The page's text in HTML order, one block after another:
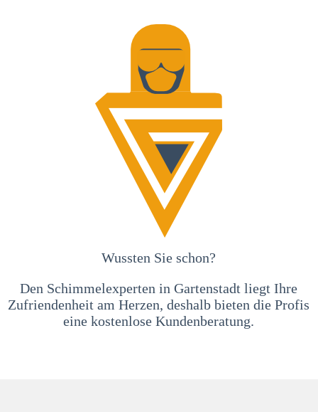
Wussten Sie schon?
Den Schimmelexperten in Gartenstadt liegt Ihre
Zufriendenheit am Herzen, deshalb bieten die Profis
eine kostenlose Kundenberatung.